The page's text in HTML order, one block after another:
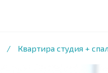
/ Квартира студия +